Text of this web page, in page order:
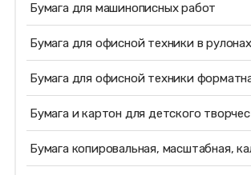
Бумага для машинописных работ
Бумага для офисной техники в рулонах
Бумага для офисной техники
Бумага и картон для детского
Бумага копировальная, масштабная,